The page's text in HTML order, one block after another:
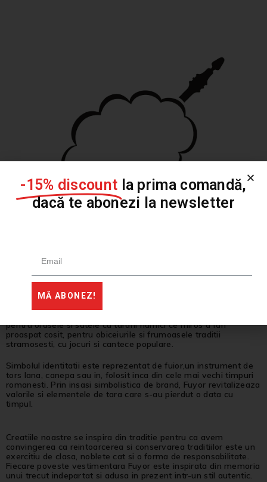
pentru orasele si satele cu tarani harnici ce miros a fan
proaspat cosit, pentru obiceiurile si frumoasele traditii
stramosesti, cu jocuri si cantece populare.
Simbolul identitatii este reprezentat de fuior,un instrument de
tors lana, canepa sau in, folosit inca din cele mai vechi timpuri
romanesti. Prin insasi simbolistica de brand, Fuyor revitalizeaza
valorile si elementele de tara care s-au pierdut o data cu
timpul.
Creatiile noastre se inspira din traditie pentru ca avem
convingerea ca reintoarcerea si conservarea traditiilor este un
exercitiu de clasa, noblete cat si o forma de responsabilitate.
Fiecare poveste vestimentara Fuyor este inspirata din memoria
unui trecut indepartat si adusa in prezent intr-un stil autentic.
-15% discount la prima comandă,
dacă te abonezi la newsletter
MĂ ABONEZ!